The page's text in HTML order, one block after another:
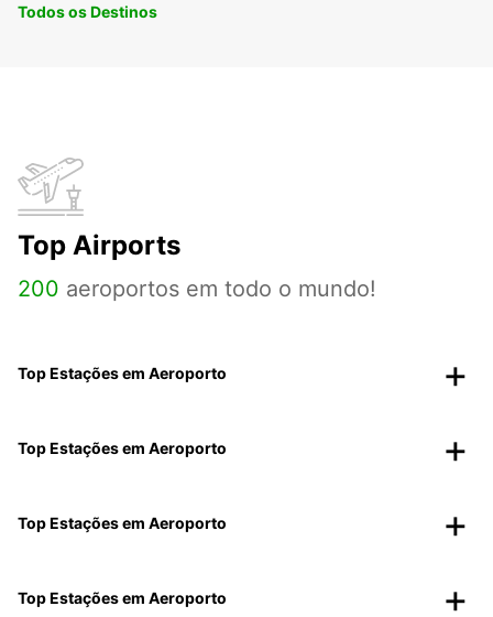
Todos os Destinos
Top Airports
200 aeroportos em todo o mundo!
Top Estações em Aeroporto
Top Estações em Aeroporto
Top Estações em Aeroporto
Top Estações em Aeroporto